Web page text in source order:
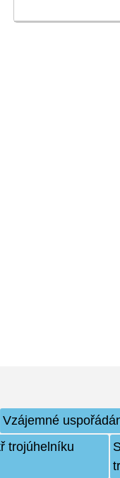
Vzájemné
trojúhelníku